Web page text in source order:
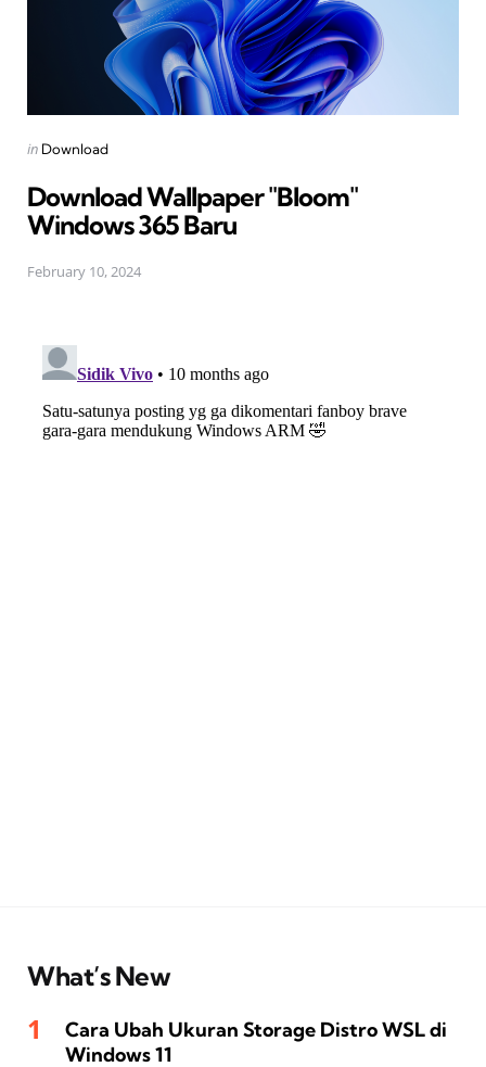
Posted
in Download
Download Wallpaper "Bloom"
Windows 365 Baru
February 10, 2024
What’s New
Cara Ubah Ukuran Storage Distro WSL di
Windows 11